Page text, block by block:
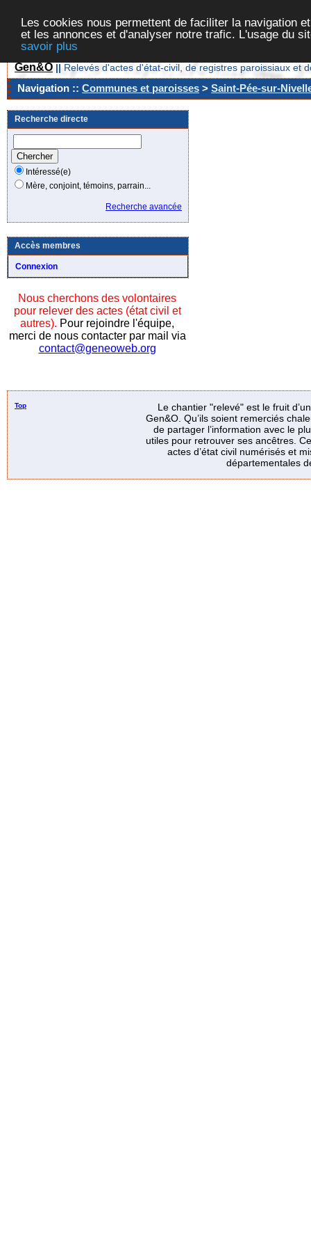
Les cookies nous permettent de faciliter la navigation
et les annonces et d'analyser notre trafic. L'usage du
savoir plus
Gen&O || Relevés d'actes d'état-civil, de registres paroissiaux et
Navigation :: Communes et paroisses > Saint-Pée-sur-
Recherche directe
Intéressé(e)
Mère, conjoint, témoins, parrain...
Recherche avancée
Accès membres
Connexion
Nous cherchons des volontaires
pour relever des actes (état civil et
autres). Pour rejoindre l'équipe,
merci de nous contacter par mail via
contact@geneoweb.org
Top
Le chantier "relevé" est le fruit
Gen&O. Qu’ils soient remerciés
de partager l’information avec le
utiles pour retrouver ses ancêtres.
actes d’état civil numérisés et
départementales